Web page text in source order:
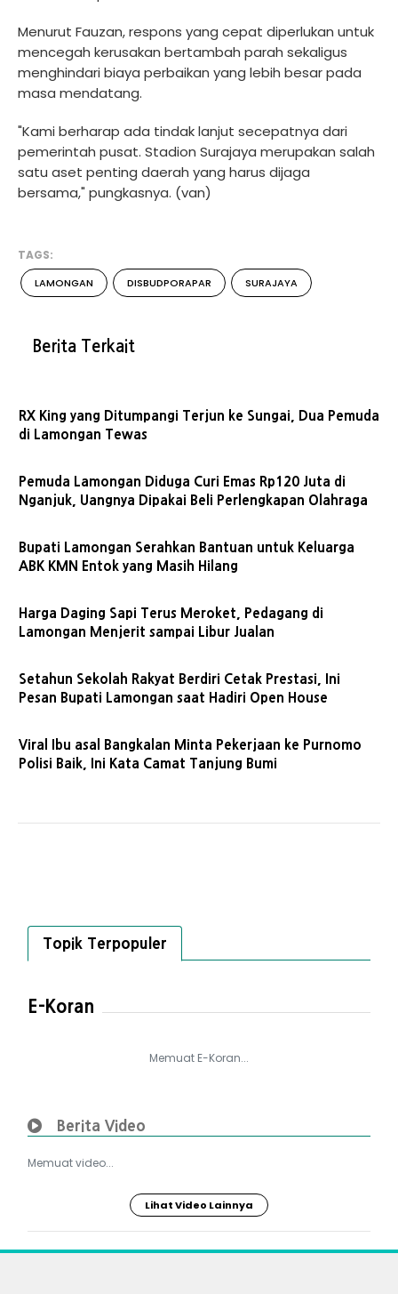
Menurut Fauzan, respons yang cepat diperlukan untuk
mencegah kerusakan bertambah parah sekaligus
menghindari biaya perbaikan yang lebih besar pada
masa mendatang.
"Kami berharap ada tindak lanjut secepatnya dari
pemerintah pusat. Stadion Surajaya merupakan salah
satu aset penting daerah yang harus dijaga
bersama," pungkasnya. (van)
TAGS:
LAMONGAN DISBUDPORAPAR SURAJAYA
Berita Terkait
RX King yang Ditumpangi Terjun ke Sungai, Dua Pemuda
di Lamongan Tewas
Pemuda Lamongan Diduga Curi Emas Rp120 Juta di
Nganjuk, Uangnya Dipakai Beli Perlengkapan Olahraga
Bupati Lamongan Serahkan Bantuan untuk Keluarga
ABK KMN Entok yang Masih Hilang
Harga Daging Sapi Terus Meroket, Pedagang di
Lamongan Menjerit sampai Libur Jualan
Setahun Sekolah Rakyat Berdiri Cetak Prestasi, Ini
Pesan Bupati Lamongan saat Hadiri Open House
Viral Ibu asal Bangkalan Minta Pekerjaan ke Purnomo
Polisi Baik, Ini Kata Camat Tanjung Bumi
Topik Terpopuler
E-Koran
Memuat E-Koran...
Berita Video
Memuat video...
Lihat Video Lainnya